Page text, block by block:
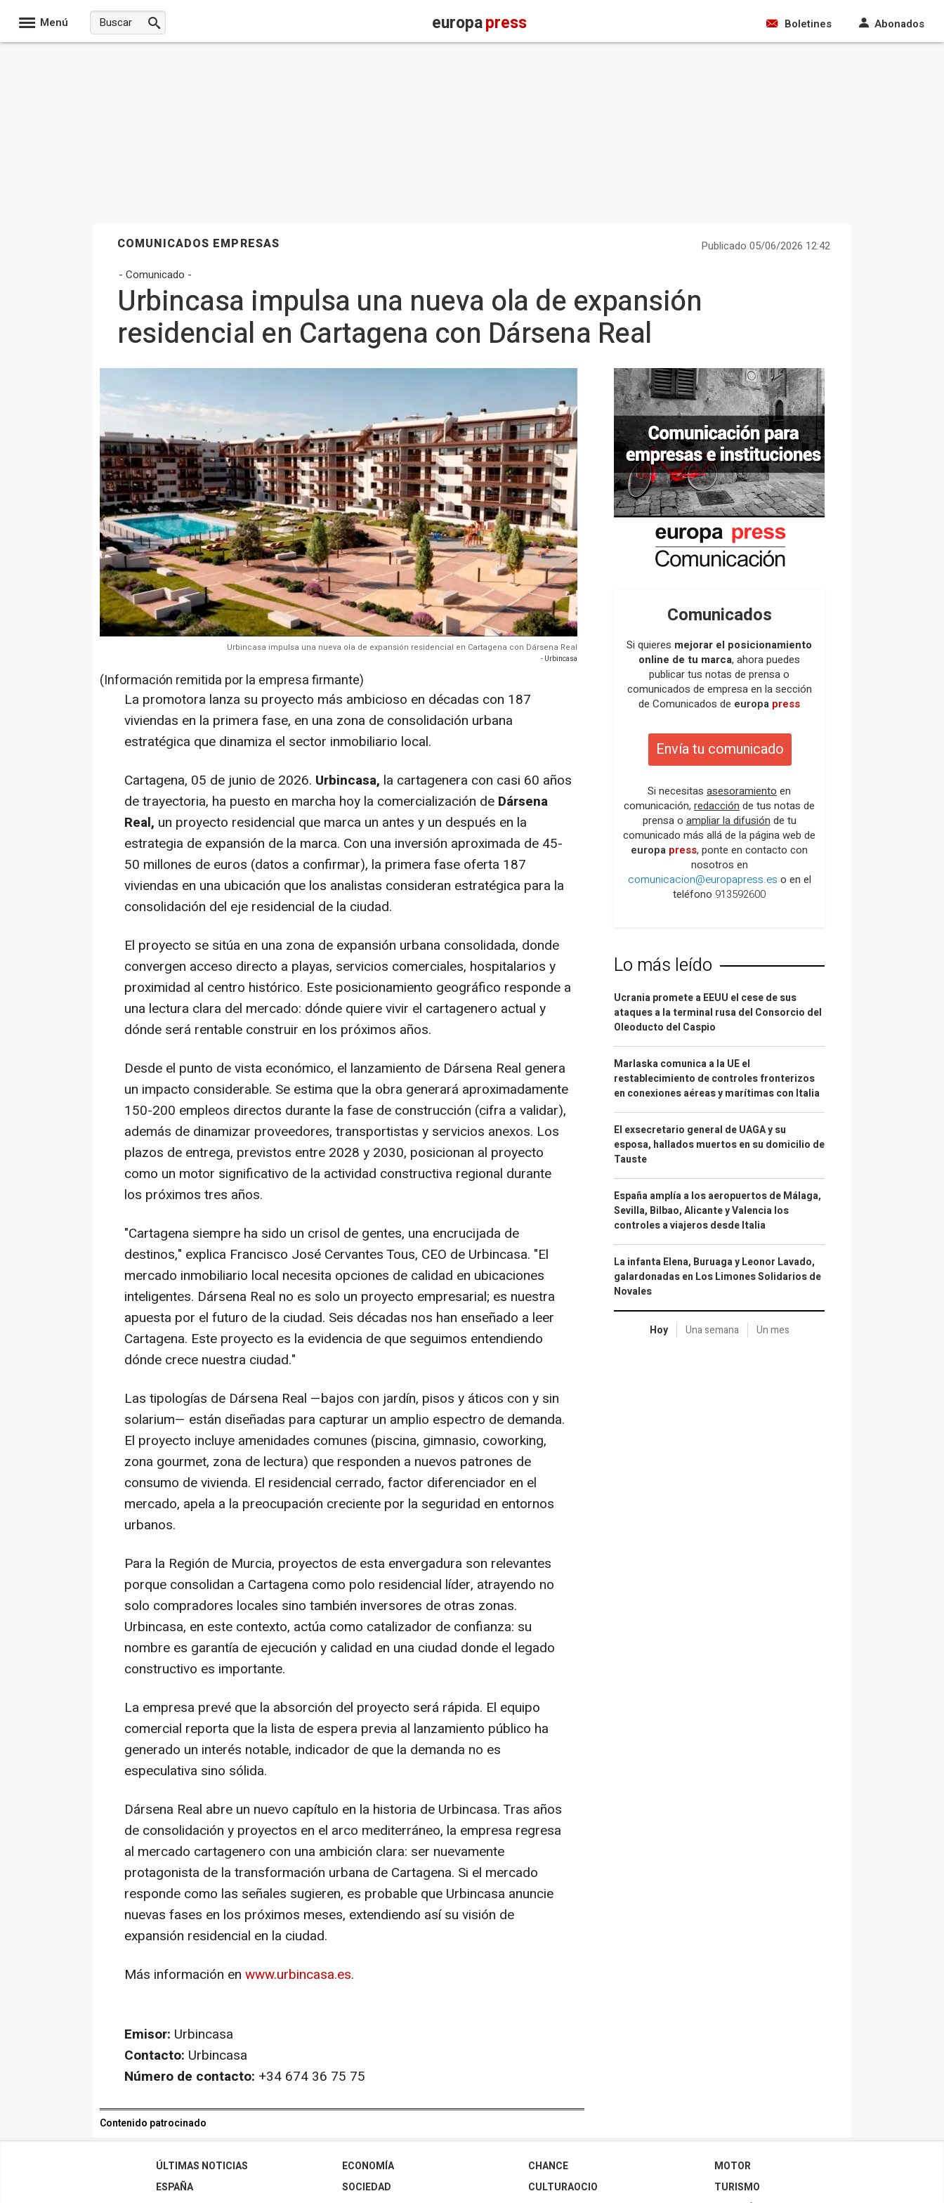
Menú europapress Boletines Abonados
COMUNICADOS EMPRESAS
Publicado 05/06/2026 12:42
- Comunicado -
Urbincasa impulsa una nueva ola de expansión
residencial en Cartagena con Dársena Real
Urbincasa impulsa una nueva ola de expansión residencial en Cartagena con Dársena Real
- Urbincasa
(Información remitida por la empresa firmante)
La promotora lanza su proyecto más ambicioso en décadas con 187
viviendas en la primera fase, en una zona de consolidación urbana
estratégica que dinamiza el sector inmobiliario local.
Cartagena, 05 de junio de 2026. Urbincasa, la cartagenera con casi 60 años
de trayectoria, ha puesto en marcha hoy la comercialización de Dársena
Real, un proyecto residencial que marca un antes y un después en la
estrategia de expansión de la marca. Con una inversión aproximada de 45-
50 millones de euros (datos a confirmar), la primera fase oferta 187
viviendas en una ubicación que los analistas consideran estratégica para la
consolidación del eje residencial de la ciudad.
El proyecto se sitúa en una zona de expansión urbana consolidada, donde
convergen acceso directo a playas, servicios comerciales, hospitalarios y
proximidad al centro histórico. Este posicionamiento geográfico responde a
una lectura clara del mercado: dónde quiere vivir el cartagenero actual y
dónde será rentable construir en los próximos años.
Desde el punto de vista económico, el lanzamiento de Dársena Real genera
un impacto considerable. Se estima que la obra generará aproximadamente
150-200 empleos directos durante la fase de construcción (cifra a validar),
además de dinamizar proveedores, transportistas y servicios anexos. Los
plazos de entrega, previstos entre 2028 y 2030, posicionan al proyecto
como un motor significativo de la actividad constructiva regional durante
los próximos tres años.
"Cartagena siempre ha sido un crisol de gentes, una encrucijada de
destinos," explica Francisco José Cervantes Tous, CEO de Urbincasa. "El
mercado inmobiliario local necesita opciones de calidad en ubicaciones
inteligentes. Dársena Real no es solo un proyecto empresarial; es nuestra
apuesta por el futuro de la ciudad. Seis décadas nos han enseñado a leer
Cartagena. Este proyecto es la evidencia de que seguimos entendiendo
dónde crece nuestra ciudad."
Las tipologías de Dársena Real —bajos con jardín, pisos y áticos con y sin
solarium— están diseñadas para capturar un amplio espectro de demanda.
El proyecto incluye amenidades comunes (piscina, gimnasio, coworking,
zona gourmet, zona de lectura) que responden a nuevos patrones de
consumo de vivienda. El residencial cerrado, factor diferenciador en el
mercado, apela a la preocupación creciente por la seguridad en entornos
urbanos.
Para la Región de Murcia, proyectos de esta envergadura son relevantes
porque consolidan a Cartagena como polo residencial líder, atrayendo no
solo compradores locales sino también inversores de otras zonas.
Urbincasa, en este contexto, actúa como catalizador de confianza: su
nombre es garantía de ejecución y calidad en una ciudad donde el legado
constructivo es importante.
La empresa prevé que la absorción del proyecto será rápida. El equipo
comercial reporta que la lista de espera previa al lanzamiento público ha
generado un interés notable, indicador de que la demanda no es
especulativa sino sólida.
Dársena Real abre un nuevo capítulo en la historia de Urbincasa. Tras años
de consolidación y proyectos en el arco mediterráneo, la empresa regresa
al mercado cartagenero con una ambición clara: ser nuevamente
protagonista de la transformación urbana de Cartagena. Si el mercado
responde como las señales sugieren, es probable que Urbincasa anuncie
nuevas fases en los próximos meses, extendiendo así su visión de
expansión residencial en la ciudad.
Más información en www.urbincasa.es.
Emisor: Urbincasa
Contacto: Urbincasa
Número de contacto: +34 674 36 75 75
Contenido patrocinado
Comunicados
Si quieres mejorar el posicionamiento
online de tu marca, ahora puedes
publicar tus notas de prensa o
comunicados de empresa en la sección
de Comunicados de europa press
Envía tu comunicado
Si necesitas asesoramiento en
comunicación, redacción de tus notas de
prensa o ampliar la difusión de tu
comunicado más allá de la página web de
europa press, ponte en contacto con
nosotros en
comunicacion@europapress.es o en el
teléfono 913592600
Lo más leído
Ucrania promete a EEUU el cese de sus
ataques a la terminal rusa del Consorcio del
Oleoducto del Caspio
Marlaska comunica a la UE el
restablecimiento de controles fronterizos
en conexiones aéreas y marítimas con Italia
El exsecretario general de UAGA y su
esposa, hallados muertos en su domicilio de
Tauste
España amplía a los aeropuertos de Málaga,
Sevilla, Bilbao, Alicante y Valencia los
controles a viajeros desde Italia
La infanta Elena, Buruaga y Leonor Lavado,
galardonadas en Los Limones Solidarios de
Novales
Hoy Una semana Un mes
ÚLTIMAS NOTICIAS
ESPAÑA
ECONOMÍA
SOCIEDAD
CHANCE
CULTURAOCIO
MOTOR
TURISMO